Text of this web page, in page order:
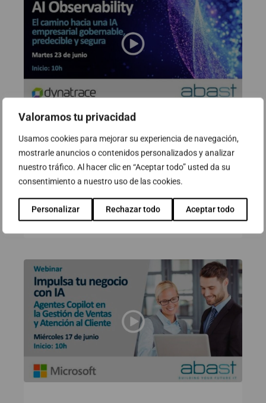
Valoramos tu privacidad
Usamos cookies para mejorar su experiencia de navegación,
mostrarle anuncios o contenidos personalizados y analizar
nuestro tráfico. Al hacer clic en “Aceptar todo” usted da su
consentimiento a nuestro uso de las cookies.
Personalizar Rechazar todo Aceptar todo
Webinar: AI Observability. El
camino hacia una IA empresarial
gobernable, predecible y segura
23 de junio de 2026
Ver